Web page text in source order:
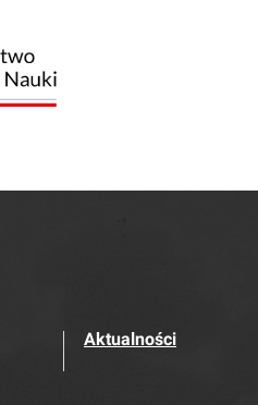
Aktualności